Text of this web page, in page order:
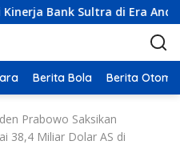
Sultra di Era Andri
Berita Bola Berita
Prabowo Saksikan
38,4 Miliar Dolar AS di